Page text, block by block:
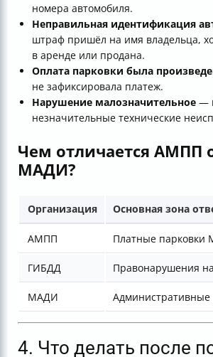
номера автомобиля.
Неправильная идентификация
штраф пришёл на имя владельца,
в аренде или продана.
Оплата парковки была
не зафиксировала платеж.
Нарушение малозначительное —
незначительные технические
Чем отличается АМПП
МАДИ?
Организация Основная зона
АМПП Платные парковки
ГИБДД Правонарушения
МАДИ Административные
4. Что делать после